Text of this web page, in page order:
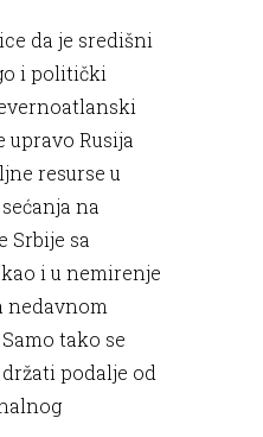
da je središni
i politički
upravo Rusija
resurse u
na
Srbije sa
i u nemirenje
nedavnom
tako se
podalje od